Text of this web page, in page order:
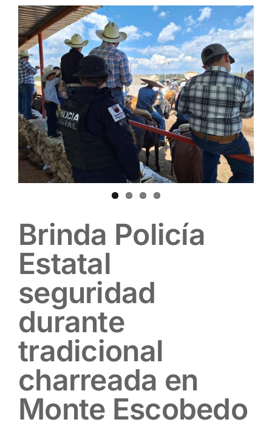
Brinda Policía
Estatal
seguridad
durante
tradicional
charreada en
Monte Escobedo